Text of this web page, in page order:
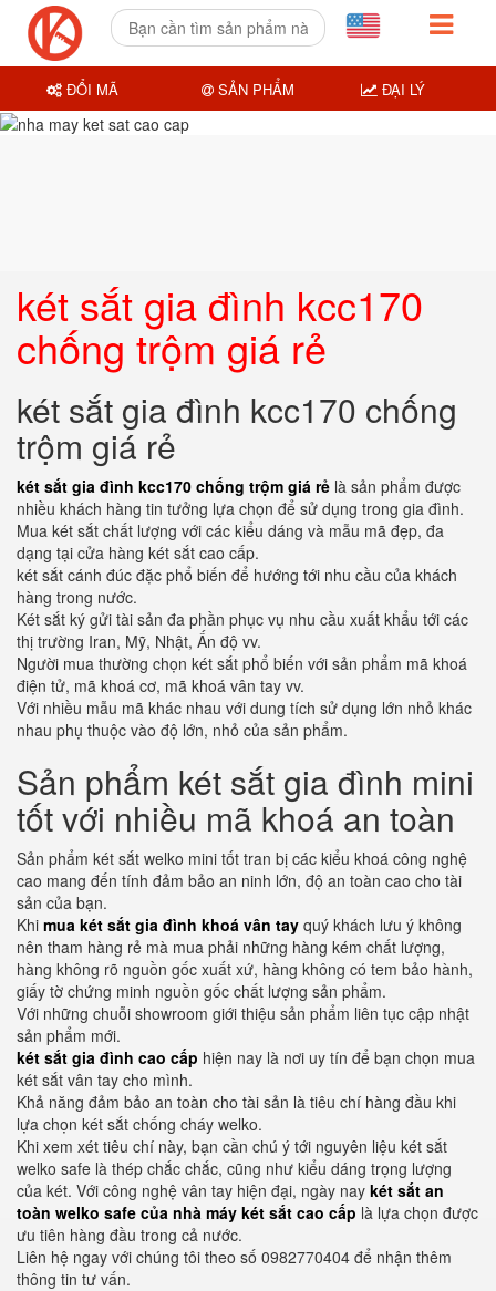
két sắt gia đình kcc170
chống trộm giá rẻ
két sắt gia đình kcc170 chống
trộm giá rẻ
két sắt gia đình kcc170 chống trộm giá rẻ là sản phẩm được
nhiều khách hàng tin tưởng lựa chọn để sử dụng trong gia đình.
Mua két sắt chất lượng với các kiểu dáng và mẫu mã đẹp, đa
dạng tại cửa hàng két sắt cao cấp.
két sắt cánh đúc đặc phổ biến để hướng tới nhu cầu của khách
hàng trong nước.
Két sắt ký gửi tài sản đa phần phục vụ nhu cầu xuất khẩu tới các
thị trường Iran, Mỹ, Nhật, Ấn độ vv.
Người mua thường chọn két sắt phổ biến với sản phẩm mã khoá
điện tử, mã khoá cơ, mã khoá vân tay vv.
Với nhiều mẫu mã khác nhau với dung tích sử dụng lớn nhỏ khác
nhau phụ thuộc vào độ lớn, nhỏ của sản phẩm.
Sản phẩm két sắt gia đình mini
tốt với nhiều mã khoá an toàn
Sản phẩm két sắt welko mini tốt tran bị các kiểu khoá công nghệ
cao mang đến tính đảm bảo an ninh lớn, độ an toàn cao cho tài
sản của bạn.
Khi mua két sắt gia đình khoá vân tay quý khách lưu ý không
nên tham hàng rẻ mà mua phải những hàng kém chất lượng,
hàng không rõ nguồn gốc xuất xứ, hàng không có tem bảo hành,
giấy tờ chứng minh nguồn gốc chất lượng sản phẩm.
Với những chuỗi showroom giới thiệu sản phẩm liên tục cập nhật
sản phẩm mới.
két sắt gia đình cao cấp hiện nay là nơi uy tín để bạn chọn mua
két sắt vân tay cho mình.
Khả năng đảm bảo an toàn cho tài sản là tiêu chí hàng đầu khi
lựa chọn két sắt chống cháy welko.
Khi xem xét tiêu chí này, bạn cần chú ý tới nguyên liệu két sắt
welko safe là thép chắc chắc, cũng như kiểu dáng trọng lượng
của két. Với công nghệ vân tay hiện đại, ngày nay két sắt an
toàn welko safe của nhà máy két sắt cao cấp là lựa chọn được
ưu tiên hàng đầu trong cả nước.
Liên hệ ngay với chúng tôi theo số 0982770404 để nhận thêm
thông tin tư vấn.
ĐỔI MÃ SẢN PHẨM ĐẠI LÝ